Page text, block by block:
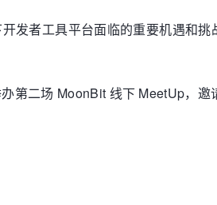
发者工具平台面临的重要机遇和
第二场 MoonBit 线下 MeetUp，